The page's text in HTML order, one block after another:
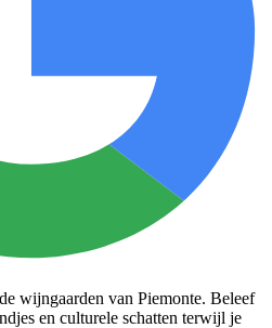
wijngaarden van Piemonte. Beleef
en culturele schatten terwijl je